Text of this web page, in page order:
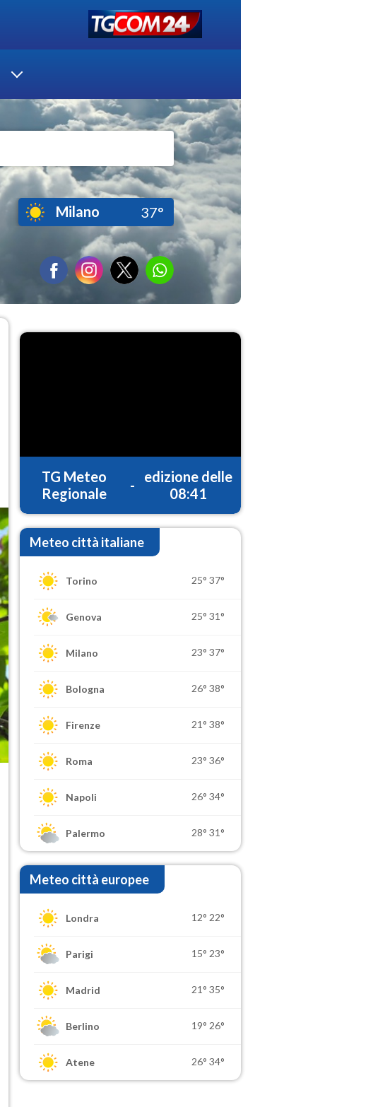
Milano 37°
TG Meteo
Regionale
-
edizione delle
08:41
Meteo città italiane
Torino 25° 37°
Genova 25° 31°
Milano 23° 37°
Bologna 26° 38°
Firenze 21° 38°
Roma 23° 36°
Napoli 26° 34°
Palermo 28° 31°
Meteo città europee
Londra 12° 22°
Parigi 15° 23°
Madrid 21° 35°
Berlino 19° 26°
Atene 26° 34°